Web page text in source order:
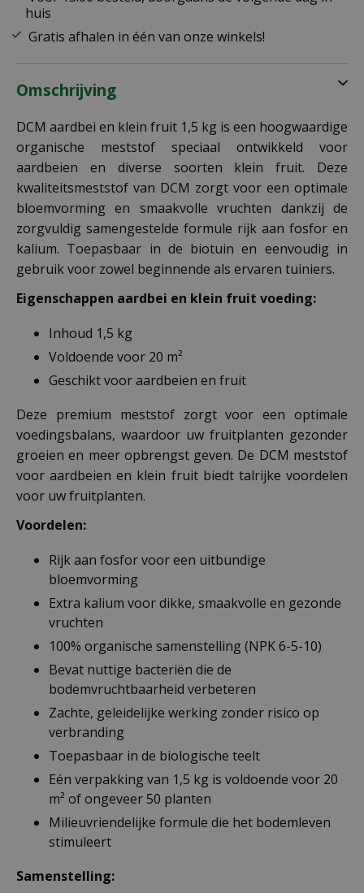
huis
Gratis afhalen in één van onze winkels!
Omschrijving
DCM aardbei en klein fruit 1,5 kg is een hoogwaardige
organische meststof speciaal ontwikkeld voor
aardbeien en diverse soorten klein fruit. Deze
kwaliteitsmeststof van DCM zorgt voor een optimale
bloemvorming en smaakvolle vruchten dankzij de
zorgvuldig samengestelde formule rijk aan fosfor en
kalium. Toepasbaar in de biotuin en eenvoudig in
gebruik voor zowel beginnende als ervaren tuiniers.
Eigenschappen aardbei en klein fruit voeding:
Inhoud 1,5 kg
Voldoende voor 20 m²
Geschikt voor aardbeien en fruit
Deze premium meststof zorgt voor een optimale
voedingsbalans, waardoor uw fruitplanten gezonder
groeien en meer opbrengst geven. De DCM meststof
voor aardbeien en klein fruit biedt talrijke voordelen
voor uw fruitplanten.
Voordelen:
Rijk aan fosfor voor een uitbundige
bloemvorming
Extra kalium voor dikke, smaakvolle en gezonde
vruchten
100% organische samenstelling (NPK 6-5-10)
Bevat nuttige bacteriën die de
bodemvruchtbaarheid verbeteren
Zachte, geleidelijke werking zonder risico op
verbranding
Toepasbaar in de biologische teelt
Eén verpakking van 1,5 kg is voldoende voor 20
m² of ongeveer 50 planten
Milieuvriendelijke formule die het bodemleven
stimuleert
Samenstelling: